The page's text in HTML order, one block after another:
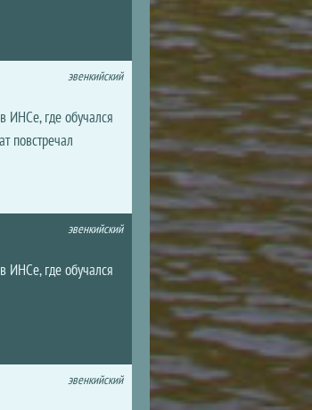
эвенкийский
ИНСе, где обучался
повстречал
эвенкийский
ИНСе, где обучался
эвенкийский